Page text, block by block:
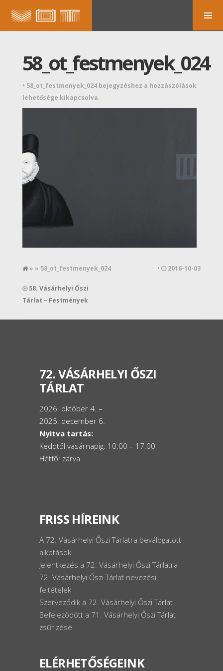
58_ot_festmenyek_024
• 58_ot_festmenyek_024 bejegyzéshez a hozzászólások
lehetősége kikapcsolva
» » 58_ot_festmenyek_024 • 2016-10-03
58. Vásárhelyi Őszi
Tárlat – Festmények
72. VÁSÁRHELYI ŐSZI
TÁRLAT
2026. október 4. –
2025. december 6.
Nyitva tartás:
Keddtől vasárnapig: 10:00 – 17:00
Hétfő: zárva
FRISS HÍREINK
A 72. Vásárhelyi Őszi Tárlatra beválogatott
alkotások
Jelentkezés a 72. Vásárhelyi Őszi Tárlatra
72. Vásárhelyi Őszi Tárlat nevezési
feltételek
Szerveződik a 72. Vásárhelyi Őszi Tárlat
Befejeződött a 71. Vásárhelyi Őszi Tárlat
zsűrizése
ELÉRHETŐSÉGEINK